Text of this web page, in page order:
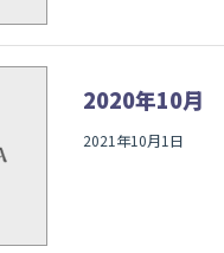
2020年10月
2021年10月1日